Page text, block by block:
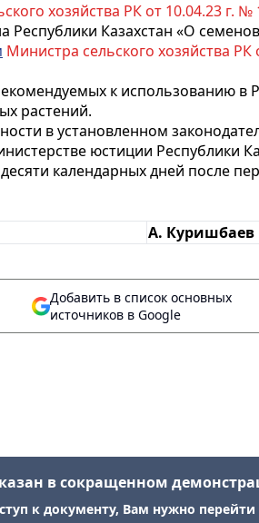
хозяйства РК от 10.04.23 г. №
Республики Казахстан «О
Министра сельского хозяйства РК
к использованию в
растений.
в установленном
юстиции Республики
календарных дней после
А. Куришбаев
Добавить в список основных
источников в Google
в сокращенном
к документу, Вам нужно